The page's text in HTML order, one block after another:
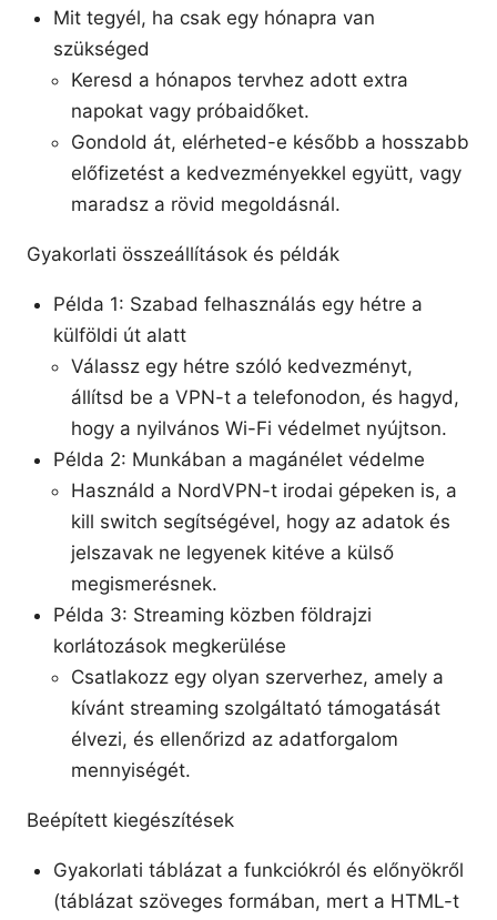
Mit tegyél, ha csak egy hónapra van
szükséged
Keresd a hónapos tervhez adott extra
napokat vagy próbaidőket.
Gondold át, elérheted-e később a hosszabb
előfizetést a kedvezményekkel együtt, vagy
maradsz a rövid megoldásnál.
Gyakorlati összeállítások és példák
Példa 1: Szabad felhasználás egy hétre a
külföldi út alatt
Válassz egy hétre szóló kedvezményt,
állítsd be a VPN-t a telefonodon, és hagyd,
hogy a nyilvános Wi-Fi védelmet nyújtson.
Példa 2: Munkában a magánélet védelme
Használd a NordVPN-t irodai gépeken is, a
kill switch segítségével, hogy az adatok és
jelszavak ne legyenek kitéve a külső
megismerésnek.
Példa 3: Streaming közben földrajzi
korlátozások megkerülése
Csatlakozz egy olyan szerverhez, amely a
kívánt streaming szolgáltató támogatását
élvezi, és ellenőrizd az adatforgalom
mennyiségét.
Beépített kiegészítések
Gyakorlati táblázat a funkciókról és előnyökről
(táblázat szöveges formában, mert a HTML-t